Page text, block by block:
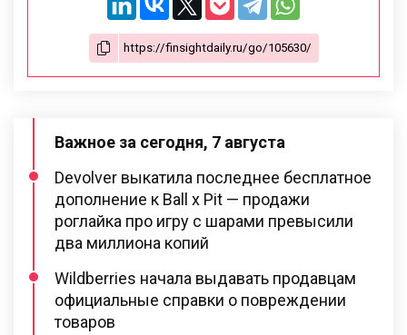
Важное за сегодня, 7 августа
Devolver выкатила последнее бесплатное
дополнение к Ball x Pit — продажи
роглайка про игру с шарами превысили
два миллиона копий
Wildberries начала выдавать продавцам
официальные справки о повреждении
товаров